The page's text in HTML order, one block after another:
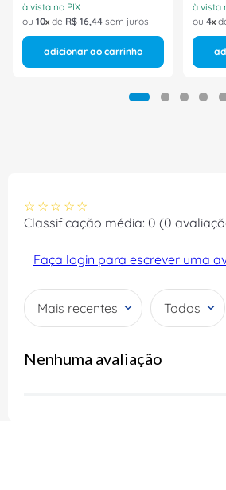
à vista no PIX
ou 10 de R$ 16,44 sem juros
adicionar ao carrinho
à vista
ou 4
☆ ☆ ☆ ☆ ☆
Classificação média: 0 (0
Faça login para escrever uma
Mais recentes Todos
Nenhuma avaliação